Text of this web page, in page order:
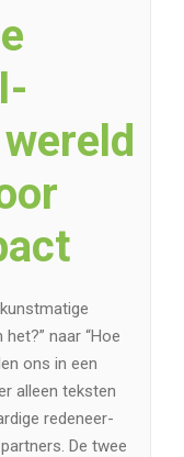
naar “Hoe
ons in een
alleen teksten
redeneer-
De twee